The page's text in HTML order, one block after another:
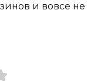
и вовсе не